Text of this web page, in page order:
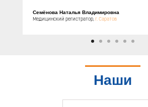
Семёнова Наталья Владимировна
Медицинский регистратор,г. Саратов
Наши
партнеры